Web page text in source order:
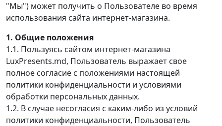
"Мы") может получить о Пользователе во время
использования сайта интернет-магазина.
1. Общие положения
1.1. Пользуясь сайтом интернет-магазина
LuxPresents.md, Пользователь выражает свое
полное согласие с положениями настоящей
политики конфиденциальности и условиями
обработки персональных данных.
1.2. В случае несогласия с каким-либо из условий
политики конфиденциальности, Пользователь